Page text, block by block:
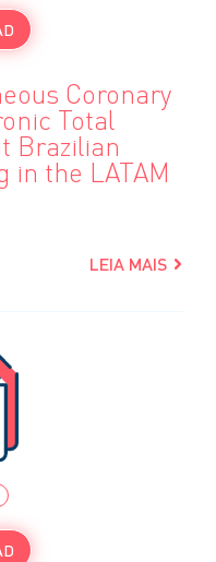
Coronary
Total
Brazilian
the LATAM
LEIA MAIS